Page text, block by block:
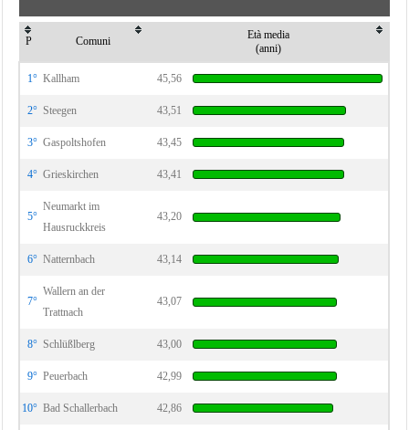
P Comuni
Età media
(anni)
1° Kallham 45,56
2° Steegen 43,51
3° Gaspoltshofen 43,45
4° Grieskirchen 43,41
5°
Neumarkt im
Hausruckkreis
43,20
6° Natternbach 43,14
7°
Wallern an der
Trattnach
43,07
8° Schlüßlberg 43,00
9° Peuerbach 42,99
10° Bad Schallerbach 42,86